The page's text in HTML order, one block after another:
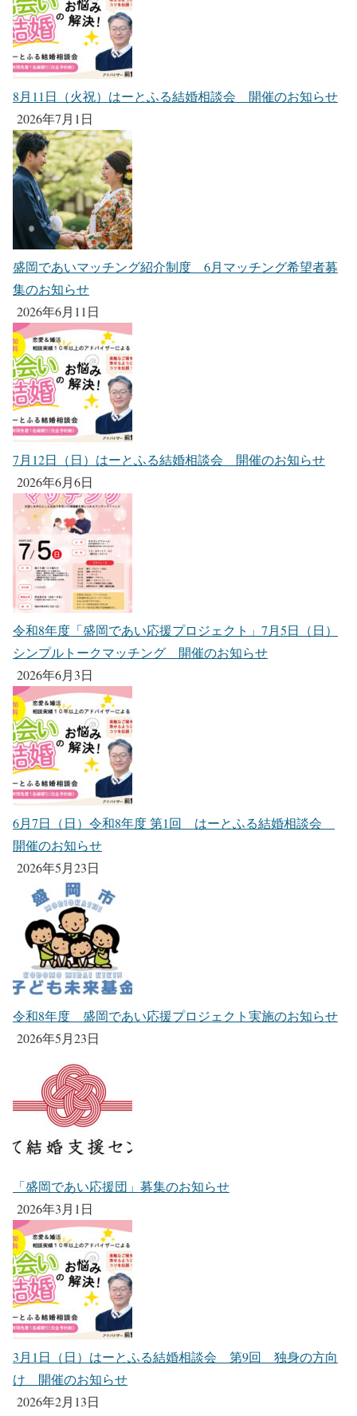
8月11日（火祝）はーとふる結婚相談会 開催のお知らせ
2026年7月1日
盛岡であいマッチング紹介制度 6月マッチング希望者募
集のお知らせ
2026年6月11日
7月12日（日）はーとふる結婚相談会 開催のお知らせ
2026年6月6日
令和8年度「盛岡であい応援プロジェクト」7月5日（日）
シンプルトークマッチング 開催のお知らせ
2026年6月3日
6月7日（日）令和8年度 第1回 はーとふる結婚相談会
開催のお知らせ
2026年5月23日
令和8年度 盛岡であい応援プロジェクト実施のお知らせ
2026年5月23日
「盛岡であい応援団」募集のお知らせ
2026年3月1日
3月1日（日）はーとふる結婚相談会 第9回 独身の方向
け 開催のお知らせ
2026年2月13日